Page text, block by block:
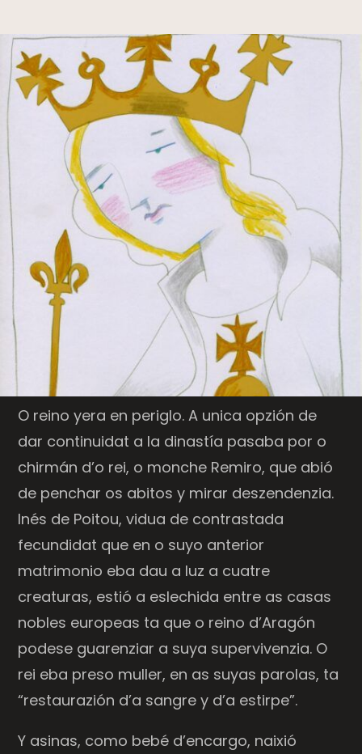
O reino yera en periglo. A unica opzión de
dar continuidat a la dinastía pasaba por o
chirmán d’o rei, o monche Remiro, que abió
de penchar os abitos y mirar deszendenzia.
Inés de Poitou, vidua de contrastada
fecundidat que en o suyo anterior
matrimonio eba dau a luz a cuatre
creaturas, estió a eslechida entre as casas
nobles europeas ta que o reino d’Aragón
podese guarenziar a suya supervivenzia. O
rei eba preso muller, en as suyas parolas, ta
“restaurazión d’a sangre y d’a estirpe”.
Y asinas, como bebé d’encargo, naixió